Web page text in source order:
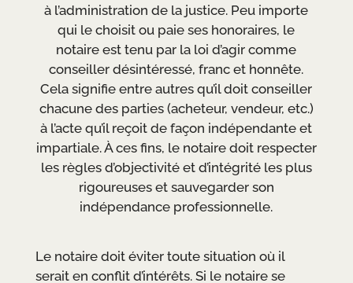
à l’administration de la justice. Peu importe
qui le choisit ou paie ses honoraires, le
notaire est tenu par la loi d’agir comme
conseiller désintéressé, franc et honnête.
Cela signifie entre autres qu’il doit conseiller
chacune des parties (acheteur, vendeur, etc.)
à l’acte qu’il reçoit de façon indépendante et
impartiale. À ces fins, le notaire doit respecter
les règles d’objectivité et d’intégrité les plus
rigoureuses et sauvegarder son
indépendance professionnelle.
Le notaire doit éviter toute situation où il
serait en conflit d’intérêts. Si le notaire se